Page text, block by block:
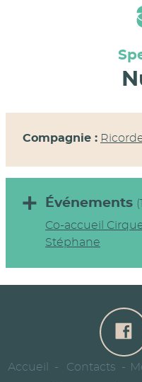
Panneau de gestion des
Compagnie :
Événements
Co-accueil
Stéphane
Accueil Contacts